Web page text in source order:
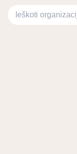
Ieškoti organizacijų